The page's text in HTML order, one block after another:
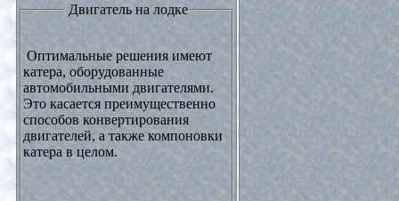
Двигатель на лодке
Оптимальные решения имеют
катера, оборудованные
автомобильными двигателями.
Это касается преимущественно
способов конвертирования
двигателей, а также компоновки
катера в целом.